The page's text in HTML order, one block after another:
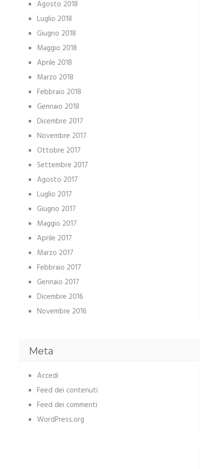
Agosto 2018
Luglio 2018
Giugno 2018
Maggio 2018
Aprile 2018
Marzo 2018
Febbraio 2018
Gennaio 2018
Dicembre 2017
Novembre 2017
Ottobre 2017
Settembre 2017
Agosto 2017
Luglio 2017
Giugno 2017
Maggio 2017
Aprile 2017
Marzo 2017
Febbraio 2017
Gennaio 2017
Dicembre 2016
Novembre 2016
Meta
Accedi
Feed dei contenuti
Feed dei commenti
WordPress.org